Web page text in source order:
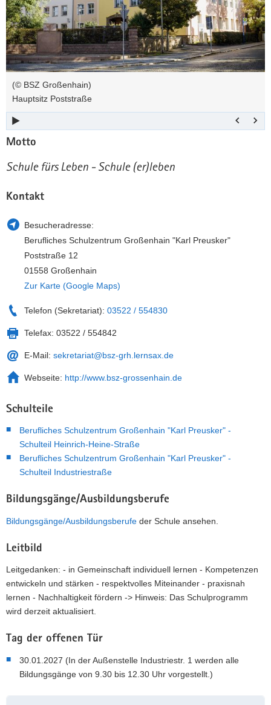
a
v
i
g
a
t
i
o
n
n
(© BSZ Großenhain)
Hauptsitz Poststraße
Motto
Schule fürs Leben - Schule (er)leben
Kontakt
Besucheradresse:
Berufliches Schulzentrum Großenhain "Karl Preusker"
Poststraße 12
01558 Großenhain
Zur Karte (Google Maps)
Telefon (Sekretariat): 03522 / 554830
Telefax: 03522 / 554842
E-Mail: sekretariat@bsz-grh.lernsax.de
Webseite: http://www.bsz-grossenhain.de
Schulteile
Berufliches Schulzentrum Großenhain "Karl Preusker" -
Schulteil Heinrich-Heine-Straße
Berufliches Schulzentrum Großenhain "Karl Preusker" -
Schulteil Industriestraße
Bildungsgänge/Ausbildungsberufe
Bildungsgänge/Ausbildungsberufe der Schule ansehen.
Leitbild
Leitgedanken: - in Gemeinschaft individuell lernen - Kompetenzen
entwickeln und stärken - respektvolles Miteinander - praxisnah
lernen - Nachhaltigkeit fördern -> Hinweis: Das Schulprogramm
wird derzeit aktualisiert.
Tag der offenen Tür
30.01.2027 (In der Außenstelle Industriestr. 1 werden alle
Bildungsgänge von 9.30 bis 12.30 Uhr vorgestellt.)